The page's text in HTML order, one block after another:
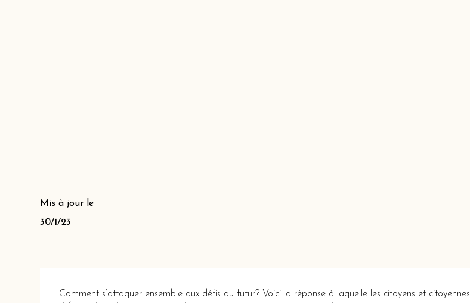
Mis à jour le
30/1/23
Comment s’attaquer ensemble aux défis du futur? Voici la réponse à laquelle les citoyens et citoyennes